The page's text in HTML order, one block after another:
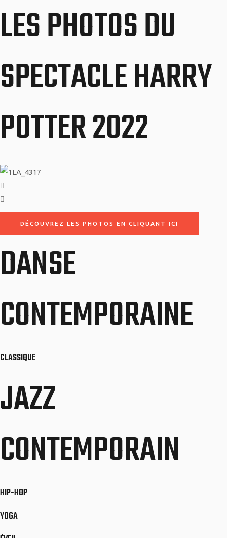
LES PHOTOS DU
SPECTACLE HARRY
POTTER 2022
DÉCOUVREZ LES PHOTOS EN CLIQUANT ICI
DANSE
CONTEMPORAINE
CLASSIQUE
JAZZ
CONTEMPORAIN
HIP-HOP
YOGA